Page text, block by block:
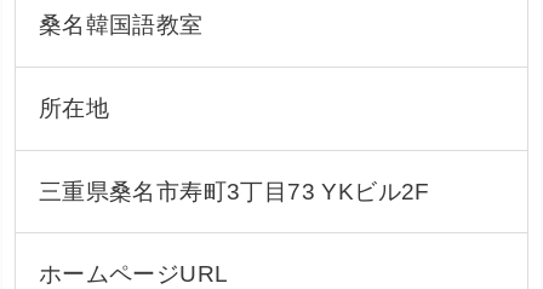
桑名韓国語教室
所在地
三重県桑名市寿町3丁目73 YKビル2F
ホームページURL